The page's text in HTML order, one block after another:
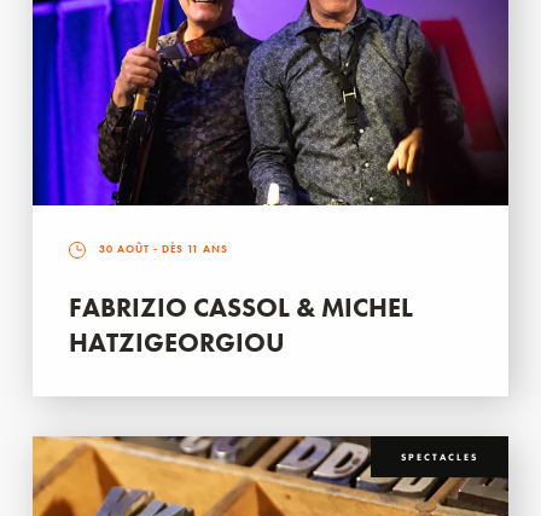
30 AOÛT - DÈS 11 ANS
FABRIZIO CASSOL & MICHEL
HATZIGEORGIOU
SPECTACLES